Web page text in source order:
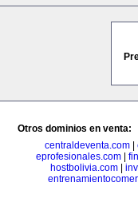
Otros dominios en venta:
centraldeventa.com
eprofesionales.com
hostbolivia.com